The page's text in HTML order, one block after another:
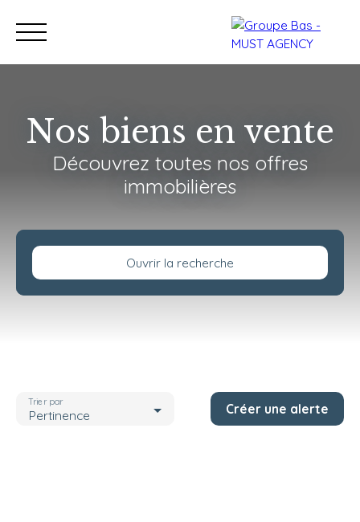
Acheter Vendre Programmes
Nos biens en vente
Découvrez toutes nos offres
immobilières
Ouvrir la recherche
Budget max (€)
Pertinence
Trier par Créer une alerte